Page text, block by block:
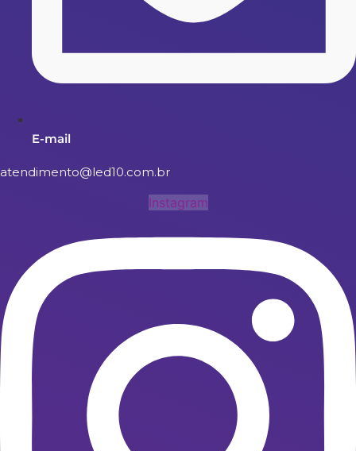
E-mail
atendimento@led10.com.br
Instagram